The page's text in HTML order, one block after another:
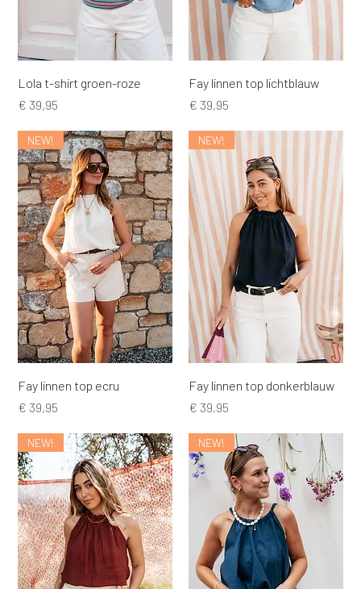
Lola t-shirt groen-roze
Prijs
€ 39,95
Fay linnen top lichtblauw
Prijs
€ 39,95
NEW!
Fay linnen top ecru
Prijs
€ 39,95
NEW!
Fay linnen top donkerblauw
Prijs
€ 39,95
NEW! NEW!